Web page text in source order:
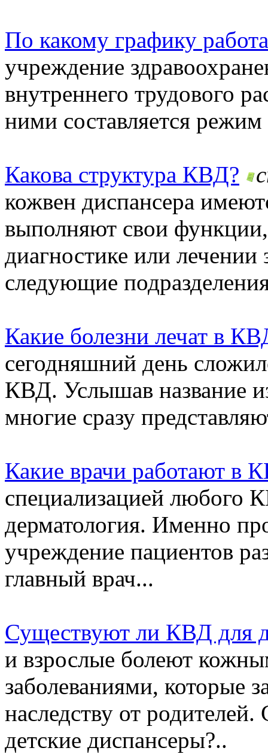
По какому графику
учреждение
внутреннего трудового
ними составляется
Какова структура КВД?
кожвен диспансера
выполняют свои
диагностике или
следующие
Какие болезни лечат в
сегодняшний день
КВД. Услышав название
многие сразу
Какие врачи работают в
специализацией любого
дерматология. Именно
учреждение пациентов
главный врач...
Существуют ли КВД для
и взрослые болеют
заболеваниями, которые
наследству от
детские диспансеры?..